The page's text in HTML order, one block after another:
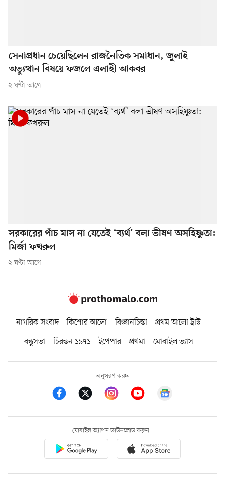
সেনাপ্রধান চেয়েছিলেন রাজনৈতিক সমাধান, জুলাই
অভ্যুত্থান বিষয়ে ফজলে এলাহী আকবর
২ ঘণ্টা আগে
সরকারের পাঁচ মাস না যেতেই ‘ব্যর্থ’ বলা ভীষণ অসহিষ্ণুতা:
মির্জা ফখরুল
২ ঘণ্টা আগে
নাগরিক সংবাদ কিশোর আলো বিজ্ঞানচিন্তা
প্রথম আলো ট্রাস্ট
বন্ধুসভা
চিরন্তন ১৯৭১ ইপেপার প্রথমা মোবাইল ভ্যাস
অনুসরণ করুন
মোবাইল অ্যাপস ডাউনলোড করুন